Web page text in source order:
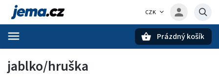
CZK
Prázdný košík
jablko/hruška